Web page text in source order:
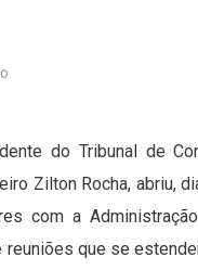
do Tribunal de
Zilton Rocha, abriu,
com a
reuniões que se